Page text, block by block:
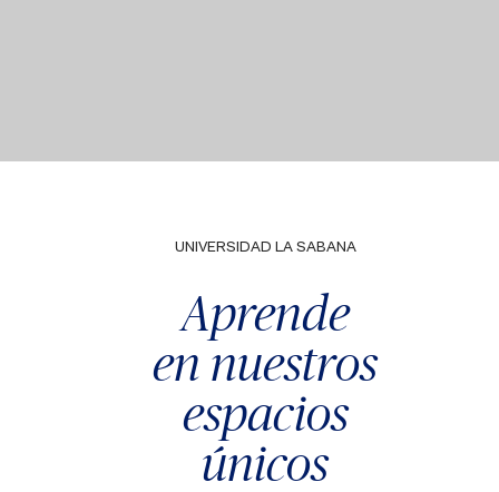
UNIVERSIDAD LA SABANA
Aprende
en nuestros
espacios
únicos